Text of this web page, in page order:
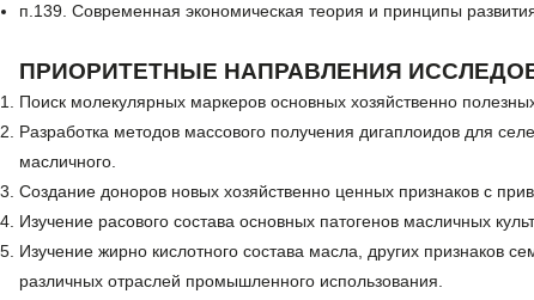
п.139. Современная экономическая теория и принципы
ПРИОРИТЕТНЫЕ НАПРАВЛЕНИЯ
Поиск молекулярных маркеров основных хозяйственно
Разработка методов массового получения дигаплоидов для
масличного.
Создание доноров новых хозяйственно ценных признаков с
Изучение расового состава основных патогенов масличных
Изучение жирно кислотного состава масла, других признаков
различных отраслей промышленного использования.